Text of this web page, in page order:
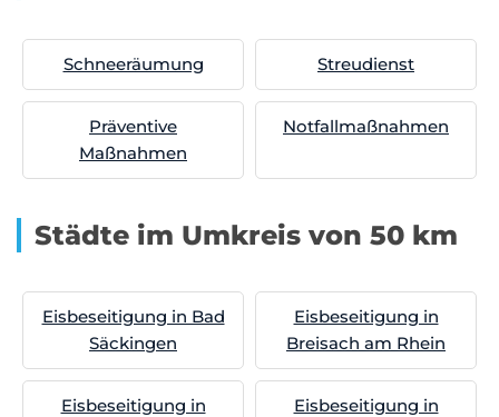
Schneeräumung Streudienst
Präventive
Maßnahmen
Notfallmaßnahmen
Städte im Umkreis von 50 km
Eisbeseitigung in Bad
Säckingen
Eisbeseitigung in
Breisach am Rhein
Eisbeseitigung in
Eisbeseitigung in